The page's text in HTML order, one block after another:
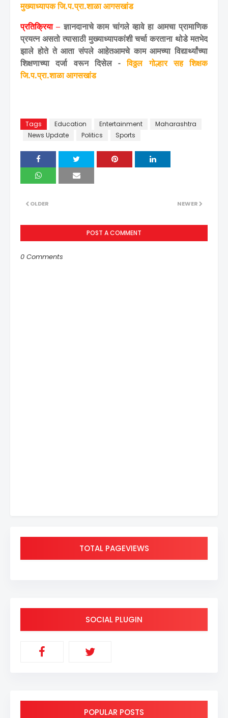
मुख्याध्यापक जि.प.प्रा.शाळा आगसखांड
प्रतिक्रिया – ज्ञानदानाचे काम चांगले व्हावे हा आमचा प्रामाणिक
प्रयत्न असतो त्यासाठी मुख्याध्यापकांशी चर्चा करताना थोडे मतभेद
झाले होते ते आता संपले आहेतआमचे काम आमच्या विद्यार्थ्यांच्या
शिक्षणाच्या दर्जा वरून दिसेल - विठ्ठल गोल्हार सह शिक्षक
जि.प.प्रा.शाळा आगसखांड
Tags Education Entertainment
Maharashtra
News Update
Politics Sports
NEWER
OLDER
POST A COMMENT
0 Comments
TOTAL PAGEVIEWS
SOCIAL PLUGIN
POPULAR POSTS